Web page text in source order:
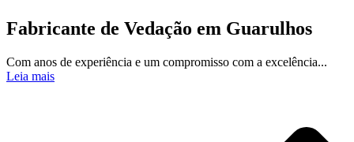
Fabricante de Vedação em Guarulhos
Com anos de experiência e um compromisso com a excelência...
Leia mais